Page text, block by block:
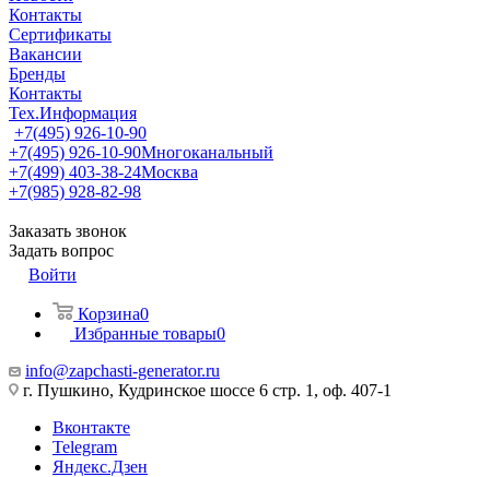
Контакты
Сертификаты
Вакансии
Бренды
Контакты
Тех.Информация
+7(495) 926-10-90
+7(495) 926-10-90Многоканальный
+7(499) 403-38-24Москва
+7(985) 928-82-98
Заказать звонок
Задать вопрос
Войти
Корзина0
Избранные товары0
info@zapchasti-generator.ru
г. Пушкино, Кудринское шоссе 6 стр. 1, оф. 407-1
Вконтакте
Telegram
Яндекс.Дзен